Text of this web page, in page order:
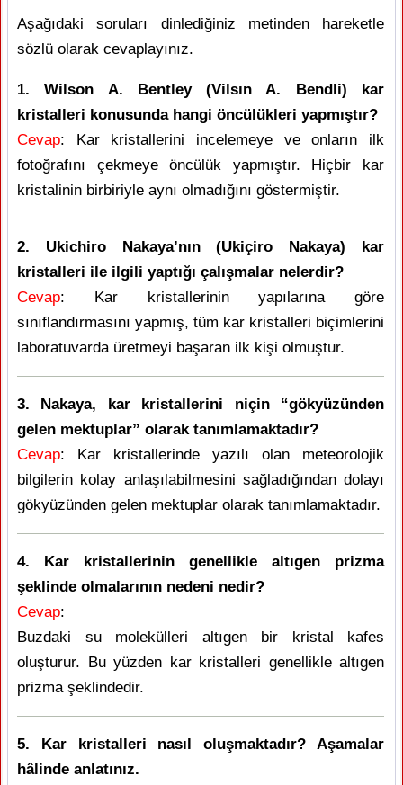
Aşağıdaki soruları dinlediğiniz metinden hareketle
sözlü olarak cevaplayınız.
1. Wilson A. Bentley (Vilsın A. Bendli) kar
kristalleri konusunda hangi öncülükleri yapmıştır?
Cevap: Kar kristallerini incelemeye ve onların ilk
fotoğrafını çekmeye öncülük yapmıştır. Hiçbir kar
kristalinin birbiriyle aynı olmadığını göstermiştir.
2. Ukichiro Nakaya’nın (Ukiçiro Nakaya) kar
kristalleri ile ilgili yaptığı çalışmalar nelerdir?
Cevap: Kar kristallerinin yapılarına göre
sınıflandırmasını yapmış, tüm kar kristalleri biçimlerini
laboratuvarda üretmeyi başaran ilk kişi olmuştur.
3. Nakaya, kar kristallerini niçin “gökyüzünden
gelen mektuplar” olarak tanımlamaktadır?
Cevap: Kar kristallerinde yazılı olan meteorolojik
bilgilerin kolay anlaşılabilmesini sağladığından dolayı
gökyüzünden gelen mektuplar olarak tanımlamaktadır.
4. Kar kristallerinin genellikle altıgen prizma
şeklinde olmalarının nedeni nedir?
Cevap:
Buzdaki su molekülleri altıgen bir kristal kafes
oluşturur. Bu yüzden kar kristalleri genellikle altıgen
prizma şeklindedir.
5. Kar kristalleri nasıl oluşmaktadır? Aşamalar
hâlinde anlatınız.